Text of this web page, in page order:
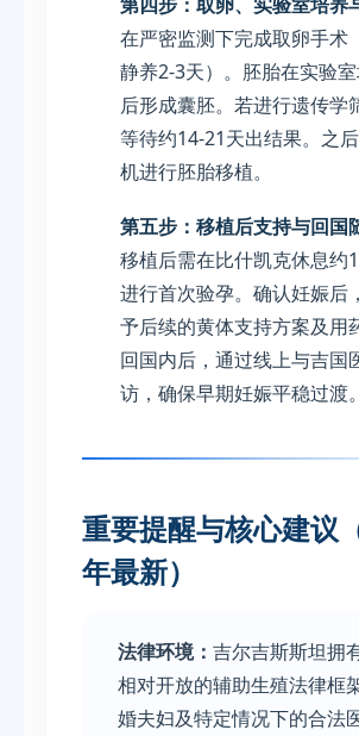
在严密监测下完成取卵手术
静养2-3天）。胚胎在实验
后形成囊胚。若进行遗传学
等待约14-21天出结果。之
机进行胚胎移植。
第五步：移植后支持与回国
移植后需在比什凯克休息约
进行首次验孕。确认妊娠后
予后续的黄体支持方案及用
回国内后，通过线上与吉国
访，确保早期妊娠平稳过渡。
重要提醒与核心建议
年最新）
法律环境： 吉尔吉斯斯坦拥
相对开放的辅助生殖法律框
婚夫妇及特定情况下的合法